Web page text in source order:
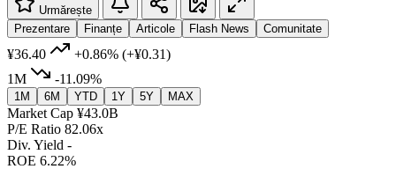
Urmărește
Prezentare
Finanțe Articole Flash News Comunitate
¥36.40 +0.86% (+¥0.31)
1M
-11.09%
1M 6M YTD 1Y 5Y MAX
Market Cap ¥43.0B
P/E Ratio 82.06x
Div. Yield -
ROE 6.22%